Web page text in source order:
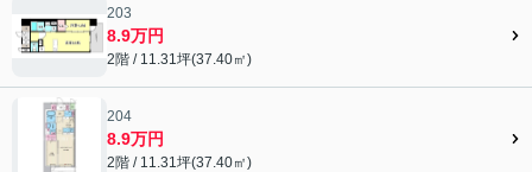
203
8.9万円
2階 / 11.31坪(37.40㎡)
204
8.9万円
2階 / 11.31坪(37.40㎡)